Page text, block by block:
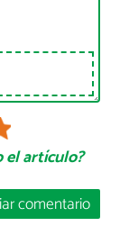
el artículo?
comentario